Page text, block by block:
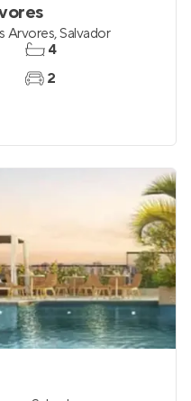
Árvores,Salvador
4
2